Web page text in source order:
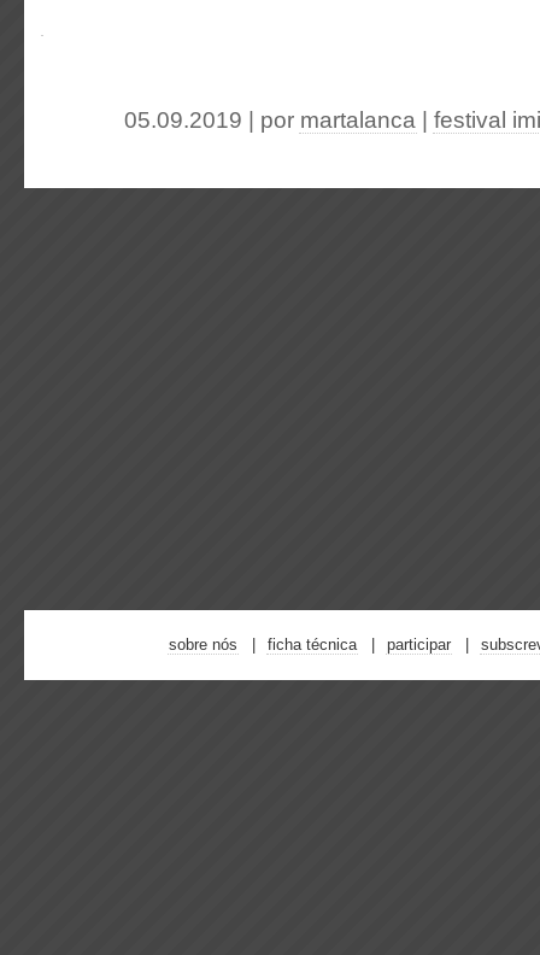
05.09.2019 | por martalanca festival
sobre nós ficha técnica participar